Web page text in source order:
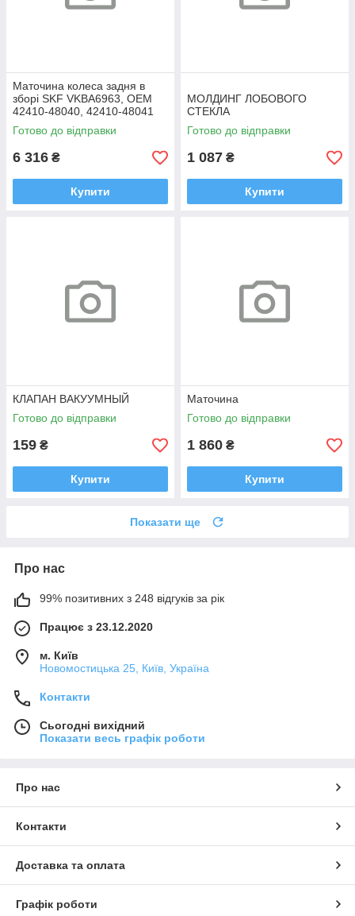
Маточина колеса задня в
зборі SKF VKBA6963, OEM
42410-48040, 42410-48041
Highlander, RX
Готово до відправки
6 316 ₴
Купити
МОЛДИНГ ЛОБОВОГО
СТЕКЛА
Готово до відправки
1 087 ₴
Купити
КЛАПАН ВАКУУМНЫЙ
Готово до відправки
159 ₴
Купити
Маточина
Готово до відправки
1 860 ₴
Купити
Показати ще
Про нас
99% позитивних з 248 відгуків за рік
Працює з 23.12.2020
м. Київ
Новомостицька 25, Київ, Україна
Контакти
Сьогодні вихідний
Показати весь графік роботи
Про нас
Контакти
Доставка та оплата
Графік роботи